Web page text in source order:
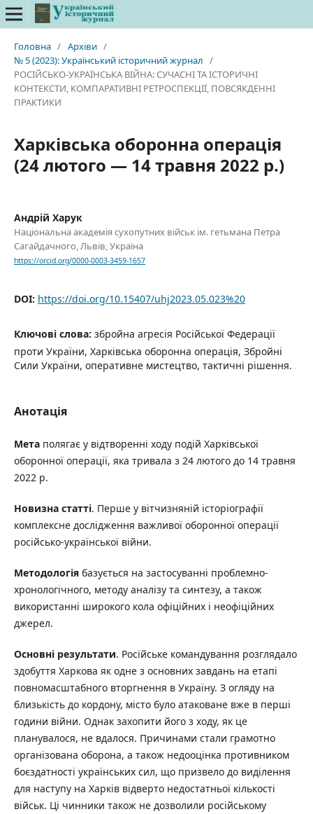
Головна / Архіви /
№ 5 (2023): Український історичний журнал /
РОСІЙСЬКО-УКРАЇНСЬКА ВІЙНА: СУЧАСНІ ТА ІСТОРИЧНІ
КОНТЕКСТИ, КОМПАРАТИВНІ РЕТРОСПЕКЦІЇ, ПОВСЯКДЕННІ
ПРАКТИКИ
Харківська оборонна операція
(24 лютого — 14 травня 2022 р.)
Андрій Харук
Національна академія сухопутних військ ім. гетьмана Петра
Сагайдачного, Львів, Україна
https://orcid.org/0000-0003-3459-1657
DOI: https://doi.org/10.15407/uhj2023.05.023%20
Ключові слова: збройна агресія Російської Федерації
проти України, Харківська оборонна операція, Збройні
Сили України, оперативне мистецтво, тактичні рішення.
Анотація
Метаполягає у відтворенні ходу подій Харківської
оборонної операції, яка тривала з 24 лютого до 14 травня
2022 р.
Новизна статті. Перше у вітчизняній історіографії
комплексне дослідження важливої оборонної операції
російсько-української війни.
Методологіябазується на застосуванні проблемно-
хронологічного, методу аналізу та синтезу, а також
використанні широкого кола офіційних і неофіційних
джерел.
Основні результати. Російське командування розглядало
здобуття Харкова як одне з основних завдань на етапі
повномасштабного вторгнення в Україну. З огляду на
близькість до кордону, місто було атаковане вже в перші
години війни. Однак захопити його з ходу, як це
планувалося, не вдалося. Причинами стали грамотно
організована оборона, а також недооцінка противником
боєздатності українських сил, що призвело до виділення
для наступу на Харків відверто недостатньої кількості
військ. Ці чинники також не дозволили російському